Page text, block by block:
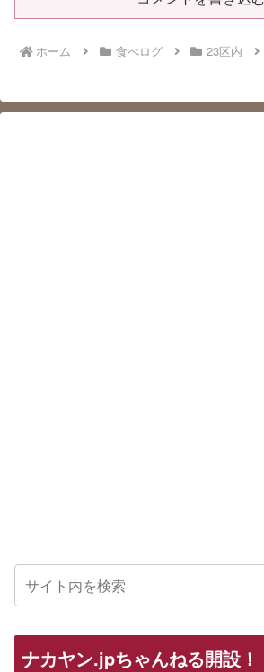
ホーム 食べログ 23区内
ナカヤン.jpちゃんねる開設！